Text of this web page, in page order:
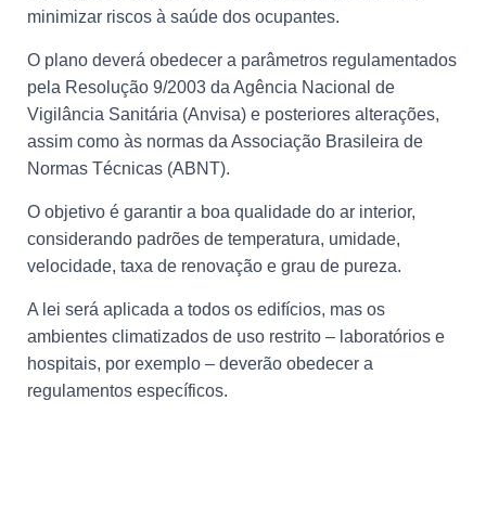
minimizar riscos à saúde dos ocupantes.
O plano deverá obedecer a parâmetros regulamentados
pela Resolução 9/2003 da Agência Nacional de
Vigilância Sanitária (Anvisa) e posteriores alterações,
assim como às normas da Associação Brasileira de
Normas Técnicas (ABNT).
O objetivo é garantir a boa qualidade do ar interior,
considerando padrões de temperatura, umidade,
velocidade, taxa de renovação e grau de pureza.
A lei será aplicada a todos os edifícios, mas os
ambientes climatizados de uso restrito – laboratórios e
hospitais, por exemplo – deverão obedecer a
regulamentos específicos.